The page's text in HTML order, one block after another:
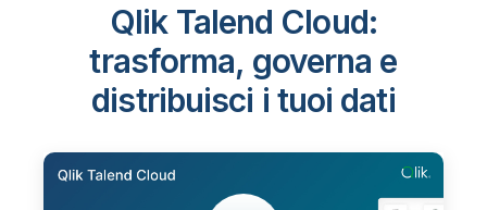
Qlik Talend Cloud:
trasforma, governa e
distribuisci i tuoi dati